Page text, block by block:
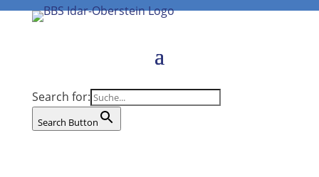
Search for:
Search Button